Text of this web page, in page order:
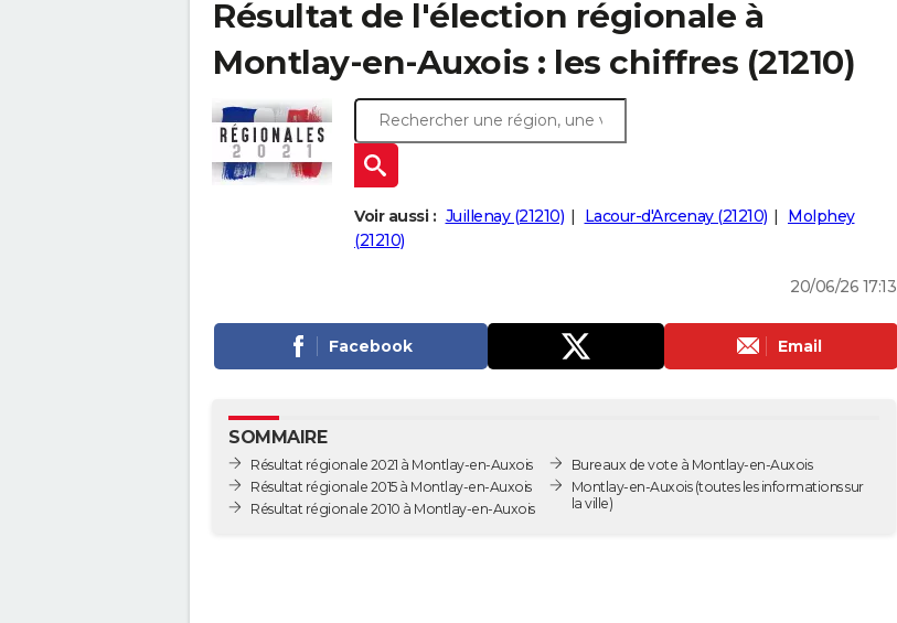
Résultat de l'élection régionale à
Montlay-en-Auxois : les chiffres (21210)
Voir aussi : Juillenay (21210) Lacour-d'Arcenay (21210)
Molphey
(21210)
20/06/26 17:13
Facebook Email
SOMMAIRE
Résultat régionale 2021 à Montlay-en-Auxois
Résultat régionale 2015 à Montlay-en-Auxois
Résultat régionale 2010 à Montlay-en-Auxois
Bureaux de vote à Montlay-en-Auxois
Montlay-en-Auxois(toutes les informations sur
la ville)